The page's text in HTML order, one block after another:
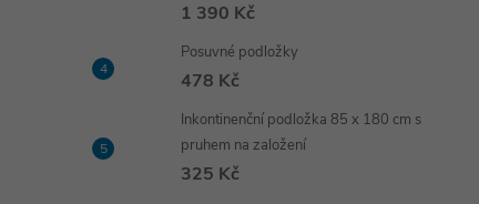
1 390 Kč
Posuvné podložky
478 Kč
Inkontinenční podložka 85 x 180 cm s
pruhem na založení
325 Kč